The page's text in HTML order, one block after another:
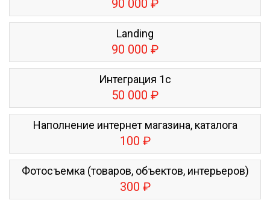
90 000 ₽
Landing
90 000 ₽
Интеграция 1с
50 000 ₽
Наполнение интернет магазина, каталога
100 ₽
Фотосъемка (товаров, объектов, интерьеров)
300 ₽